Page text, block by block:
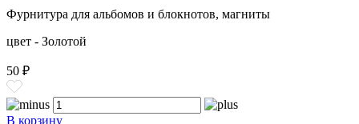
Фурнитура для альбомов и блокнотов, магниты
цвет - Золотой
50 ₽
В корзину